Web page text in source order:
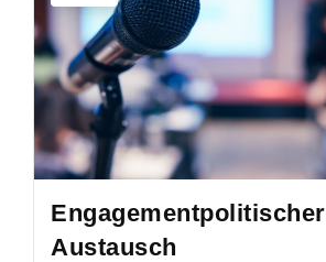
Engagementpolitischer
Austausch